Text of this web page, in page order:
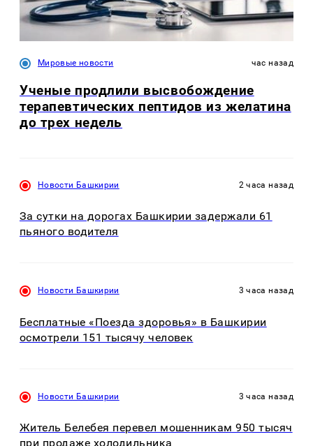
Мировые новости час назад
Ученые продлили высвобождение
терапевтических пептидов из желатина
до трех недель
Новости Башкирии 2 часа назад
За сутки на дорогах Башкирии задержали 61
пьяного водителя
Новости Башкирии 3 часа назад
Бесплатные «Поезда здоровья» в Башкирии
осмотрели 151 тысячу человек
Новости Башкирии 3 часа назад
Житель Белебея перевел мошенникам 950 тысяч
при продаже холодильника